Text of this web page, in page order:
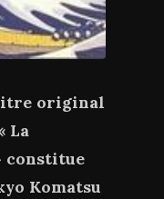
titre original
La
constitue
Komatsu